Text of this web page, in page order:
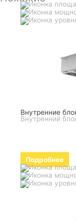
Внутренние
Внутренний
Подробнее